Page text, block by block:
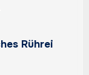
Rührei